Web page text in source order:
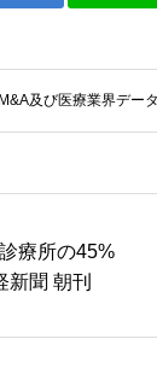
M&A及び医療業界デー
療所の45%
新聞 朝刊